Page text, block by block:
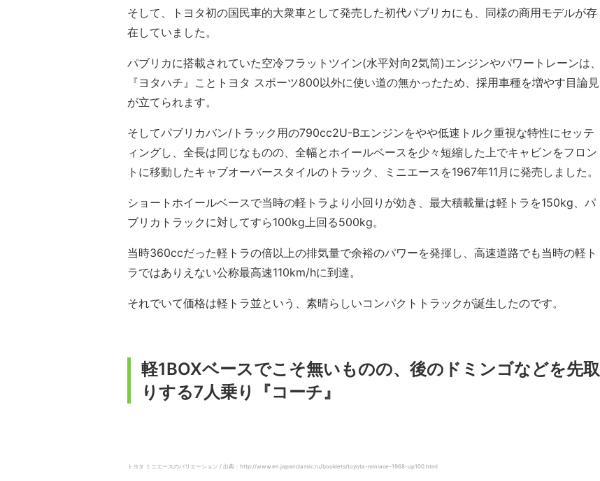
そして、トヨタ初の国民車的大衆車として発売した初代パブリカにも、同様の商用モデルが存
在していました。
パブリカに搭載されていた空冷フラットツイン(水平対向2気筒)エンジンやパワートレーンは、
『ヨタハチ』ことトヨタ スポーツ800以外に使い道の無かったため、採用車種を増やす目論見
が立てられます。
そしてパブリカバン/トラック用の790cc2U-Bエンジンをやや低速トルク重視な特性にセッテ
ィングし、全長は同じなものの、全幅とホイールベースを少々短縮した上でキャビンをフロン
トに移動したキャブオーバースタイルのトラック、ミニエースを1967年11月に発売しました。
ショートホイールベースで当時の軽トラより小回りが効き、最大積載量は軽トラを150kg、パ
ブリカトラックに対してすら100kg上回る500kg。
当時360ccだった軽トラの倍以上の排気量で余裕のパワーを発揮し、高速道路でも当時の軽ト
ラではありえない公称最高速110km/hに到達。
それでいて価格は軽トラ並という、素晴らしいコンパクトトラックが誕生したのです。
軽1BOXベースでこそ無いものの、後のドミンゴなどを先取
りする7人乗り『コーチ』
トヨタ ミニエースのバリエーション / 出典：http://www.en.japanclassic.ru/booklets/toyota-miniace-1968-up100.html